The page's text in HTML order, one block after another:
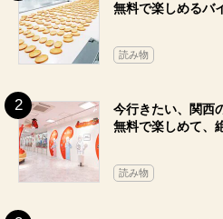
無料で楽しめるバ
読み物
今行きたい、関西
無料で楽しめて、
読み物